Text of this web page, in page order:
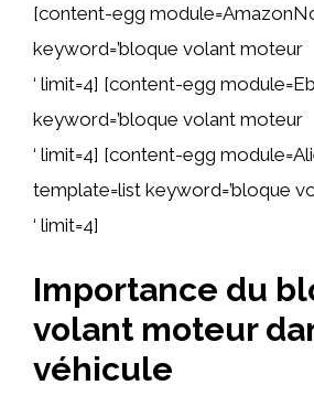
[content-egg
keyword=’bloque volant moteur
‘ limit=4] [content-egg
keyword=’bloque volant moteur
‘ limit=4] [content-egg
template=list keyword=’bloque
‘ limit=4]
Importance du
volant moteur
véhicule